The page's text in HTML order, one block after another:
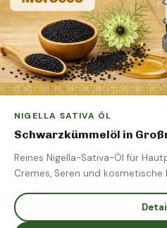
NIGELLA SATIVA ÖL
Schwarzkümmelöl in
Reines Nigella-Sativa-Öl für
Cremes, Seren und kosmetische